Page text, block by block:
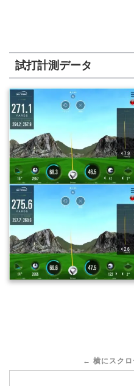
試打計測データ